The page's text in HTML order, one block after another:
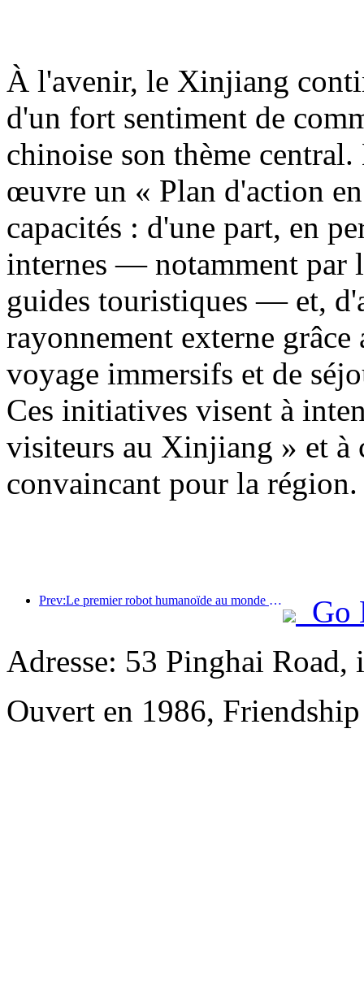
À l'avenir, le Xinjiang
d'un fort sentiment de
chinoise son thème
œuvre un « Plan d'action
capacités : d'une part, en
internes — notamment par
guides touristiques — et,
rayonnement externe
voyage immersifs et de
Ces initiatives visent à
visiteurs au Xinjiang » et à
convaincant pour la région.
Prev:Le premier robot humanoïde au monde dédié aux services de restauration multi-scénarios a été dévoilé.
Go
Adresse: 53 Pinghai Road,
Ouvert en 1986,